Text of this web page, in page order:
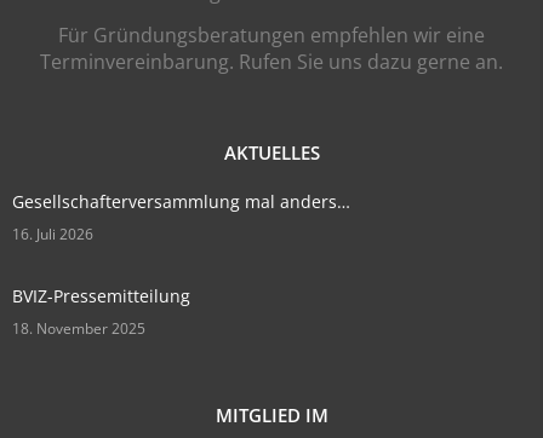
Für Gründungsberatungen empfehlen wir eine
Terminvereinbarung. Rufen Sie uns dazu gerne an.
AKTUELLES
Gesellschafterversammlung mal anders…
16. Juli 2026
BVIZ-Pressemitteilung
18. November 2025
MITGLIED IM